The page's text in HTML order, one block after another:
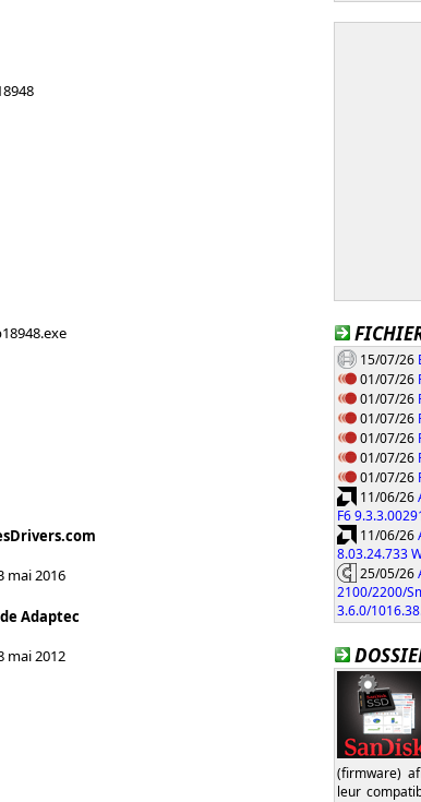
mai 2016
Adaptec
mai 2012
15/07/26
01/07/26
01/07/26
01/07/26
01/07/26
01/07/26
01/07/26
11/06/26
F6
11/06/26
8.03.24.733
25/05/26
2100/2200/
3.6.0/
(firmware)
leur